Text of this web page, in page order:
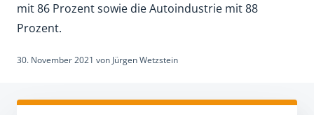
mit 86 Prozent sowie die Autoindustrie mit 88
Prozent.
30. November 2021 von Jürgen Wetzstein